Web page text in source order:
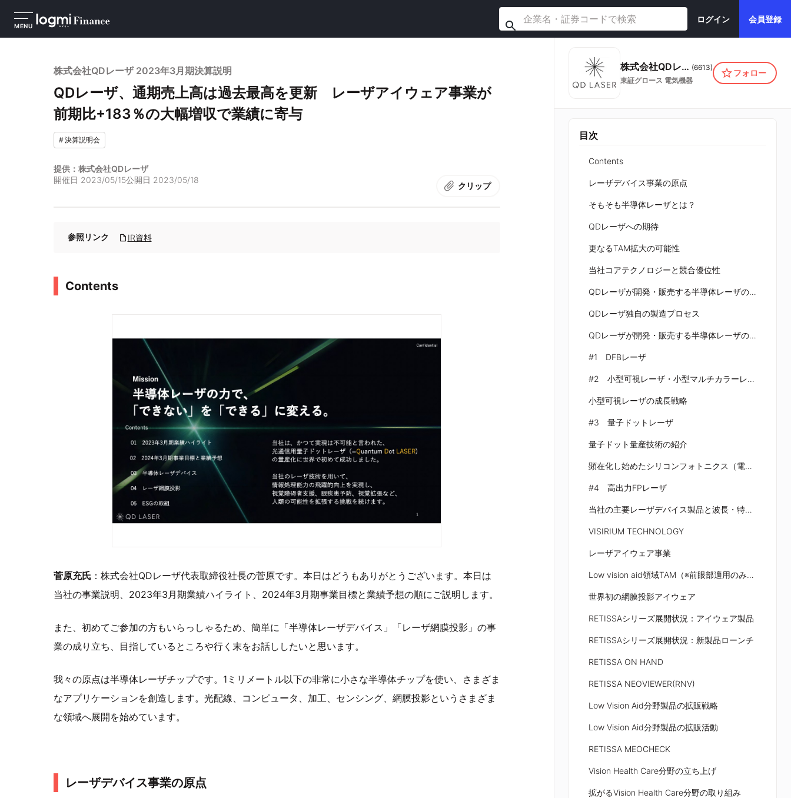
MENU
ログイン 会員登録
株式会社QDレーザ 2023年3月期決算説明
QDレーザ、通期売上高は過去最高を更新 レーザアイウェア事業が
前期比+183％の大幅増収で業績に寄与
#決算説明会
提供：株式会社QDレーザ
開催日 2023/05/15公開日 2023/05/18
クリップ
参照リンク IR資料
Contents
菅原充氏 ：株式会社QDレーザ代表取締役社長の菅原です。本日はどうもありがとうございます。本日は
当社の事業説明、2023年3月期業績ハイライト、2024年3月期事業目標と業績予想の順にご説明します。
また、初めてご参加の方もいらっしゃるため、簡単に「半導体レーザデバイス」「レーザ網膜投影」の事
業の成り立ち、目指しているところや行く末をお話ししたいと思います。
我々の原点は半導体レーザチップです。1ミリメートル以下の非常に小さな半導体チップを使い、さまざま
なアプリケーションを創造します。光配線、コンピュータ、加工、センシング、網膜投影というさまざま
な領域へ展開を始めています。
レーザデバイス事業の原点
株式会社QDレーザ (6613)
東証グロース 電気機器
フォロー
目次
Contents
レーザデバイス事業の原点
そもそも半導体レーザとは？
QDレーザへの期待
更なるTAM拡大の可能性
当社コアテクノロジーと競合優位性
QDレーザが開発・販売する半導体レーザの特徴
QDレーザ独自の製造プロセス
QDレーザが開発・販売する半導体レーザのバリエーション
#1 DFBレーザ
#2 ⼩型可視レーザ・⼩型マルチカラーレーザ光源
⼩型可視レーザの成⻑戦略
#3 量子ドットレーザ
量子ドット量産技術の紹介
顕在化し始めたシリコンフォトニクス（電子・光集積回路技術基盤、コンピュータチップの光通信）
#4 ⾼出力FPレーザ
当社の主要レーザデバイス製品と波⻑・特性・使途⼀覧
VISIRIUM TECHNOLOGY
レーザアイウェア事業
Low vision aid領域TAM（※前眼部適用のみ：屈折異常、角膜混濁）
世界初の網膜投影アイウェア
RETISSAシリーズ展開状況：アイウェア製品
RETISSAシリーズ展開状況：新製品ローンチ
RETISSA ON HAND
RETISSA NEOVIEWER(RNV)
Low Vision Aid分野製品の拡販戦略
Low Vision Aid分野製品の拡販活動
RETISSA MEOCHECK
Vision Health Care分野の立ち上げ
拡がるVision Health Care分野の取り組み